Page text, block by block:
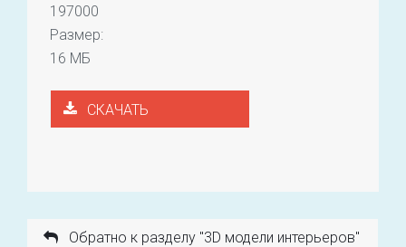
197000
Размер:
16 МБ
СКАЧАТЬ
Обратно к разделу "3D модели интерьеров"